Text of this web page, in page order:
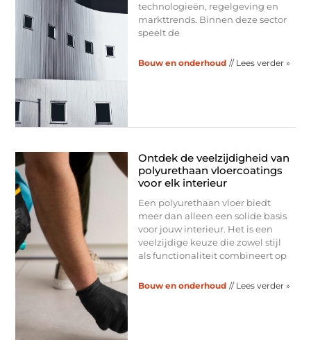
technologieën, regelgeving en
markttrends. Binnen deze sector
speelt de
Bouw en onderhoud // Lees verder »
Ontdek de veelzijdigheid van
polyurethaan vloercoatings
voor elk interieur
Een polyurethaan vloer biedt
meer dan alleen een solide basis
voor jouw interieur. Het is een
veelzijdige keuze die zowel stijl
als functionaliteit combineert op
Bouw en onderhoud // Lees verder »